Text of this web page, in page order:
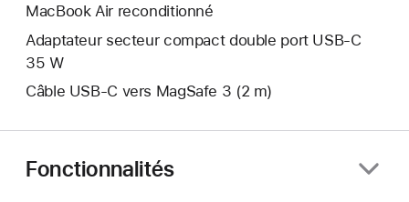
MacBook Air reconditionné
Adaptateur secteur compact double port USB-C
35 W
Câble USB-C vers MagSafe 3 (2 m)
Fonctionnalités